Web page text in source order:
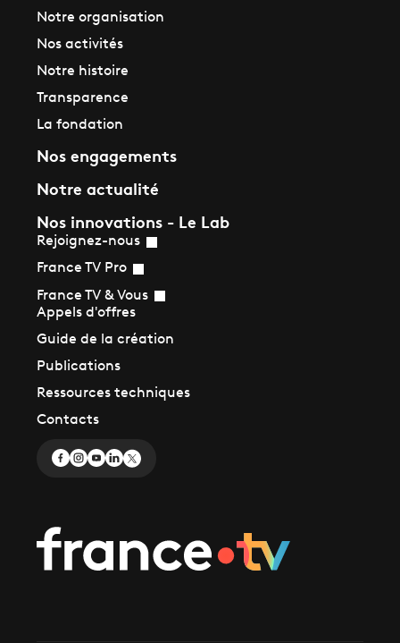
Notre organisation
Nos activités
Notre histoire
Transparence
La fondation
Nos engagements
Notre actualité
Nos innovations - Le Lab
Rejoignez-nous
France TV Pro
France TV & Vous
Appels d'offres
Guide de la création
Publications
Ressources techniques
Contacts